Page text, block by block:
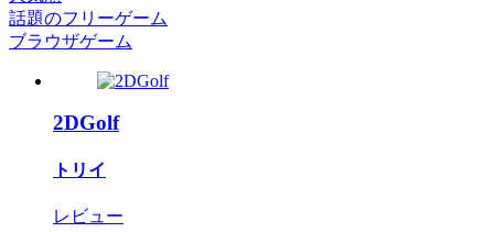
話題のフリーゲーム
ブラウザゲーム
2DGolf
トリイ
レビュー